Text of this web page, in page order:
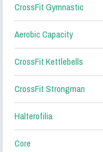
CrossFit Gymnastic
Aerobic Capacity
CrossFit Kettlebells
CrossFit Strongman
Halterofilia
Core